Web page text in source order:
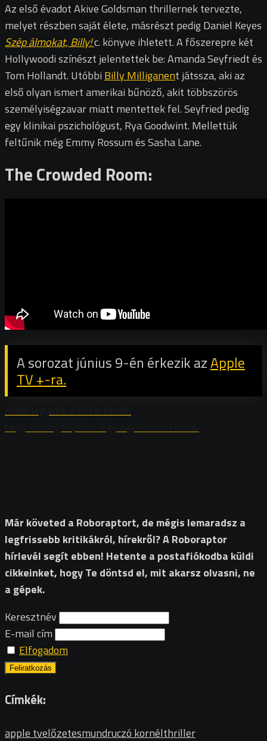
Az első évadot Akive Goldsman thrillernek tervezte,
melyet részben saját élete, másrészt pedig Daniel Keyes
Szép álmokat, Billy!c. könyve ihletett. A főszerepre két
Hollywoodi színészt jelentettek be: Amanda Seyfriedt és
Tom Hollandt. Utóbbi Billy Milliganent játssza, aki az
első olyan ismert amerikai bűnöző, akit többszörös
személyiségzavar miatt mentettek fel. Seyfried pedig
egy klinikai pszichológust, Rya Goodwint. Mellettük
feltűnik még Emmy Rossum és Sasha Lane.
The Crowded Room:
A sorozat június 9-én érkezik azApple
TV +-ra.
Már követed a Roboraptort, de mégis lemaradsz a
legfrissebb kritikákról, hírekről? A Roboraptor
hírlevél segít ebben! Hetente a postafiókodba küldi
cikkeinket, hogy Te döntsd el, mit akarsz olvasni, ne
a gépek.
Keresztnév
E-mail cím
Elfogadom
Címkék:
apple tvelőzetesmundruczó kornélthriller